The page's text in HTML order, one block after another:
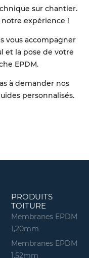
sur chantier.
expérience !
vous accompagner
et la pose de votre
EPDM.
à demander nos
personnalisés.
PRODUITS
TOITURE
Membranes EPDM
1,20mm
Membranes EPDM
1,52mm